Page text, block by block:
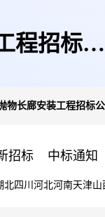
程招标公
物长廊安装工程招标
招标 中标通知
北四川 河北河南天津山